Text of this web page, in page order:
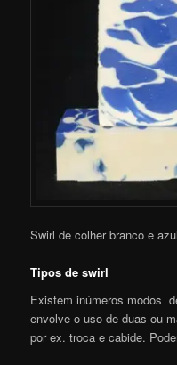
Swirl de colher branco e azul
Tipos de swirl
Existem inúmeros modos
envolve o uso de duas ou
por ex. troca e cabide.